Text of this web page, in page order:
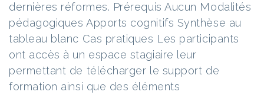
dernières réformes. Prérequis Aucun Modalités
pédagogiques Apports cognitifs Synthèse au
tableau blanc Cas pratiques Les participants
ont accès à un espace stagiaire leur
permettant de télécharger le support de
formation ainsi que des éléments